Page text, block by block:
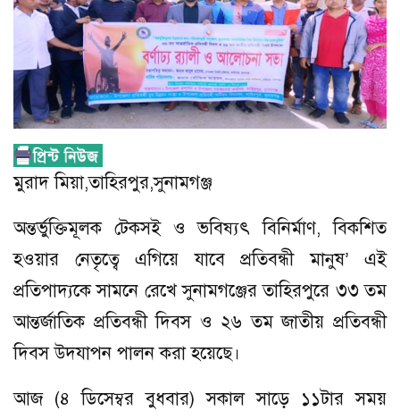
মুরাদ মিয়া,তাহিরপুর,সুনামগঞ্জ
অন্তর্ভুক্তিমূলক টেকসই ও ভবিষ্যৎ বিনির্মাণ, বিকশিত
হওয়ার নেতৃত্বে এগিয়ে যাবে প্রতিবন্ধী মানুষ’ এই
প্রতিপাদ্যকে সামনে রেখে সুনামগঞ্জের তাহিরপুরে ৩৩ তম
আন্তর্জাতিক প্রতিবন্ধী দিবস ও ২৬ তম জাতীয় প্রতিবন্ধী
দিবস উদযাপন পালন করা হয়েছে।
আজ (৪ ডিসেম্বর বুধবার) সকাল সাড়ে ১১টার সময়